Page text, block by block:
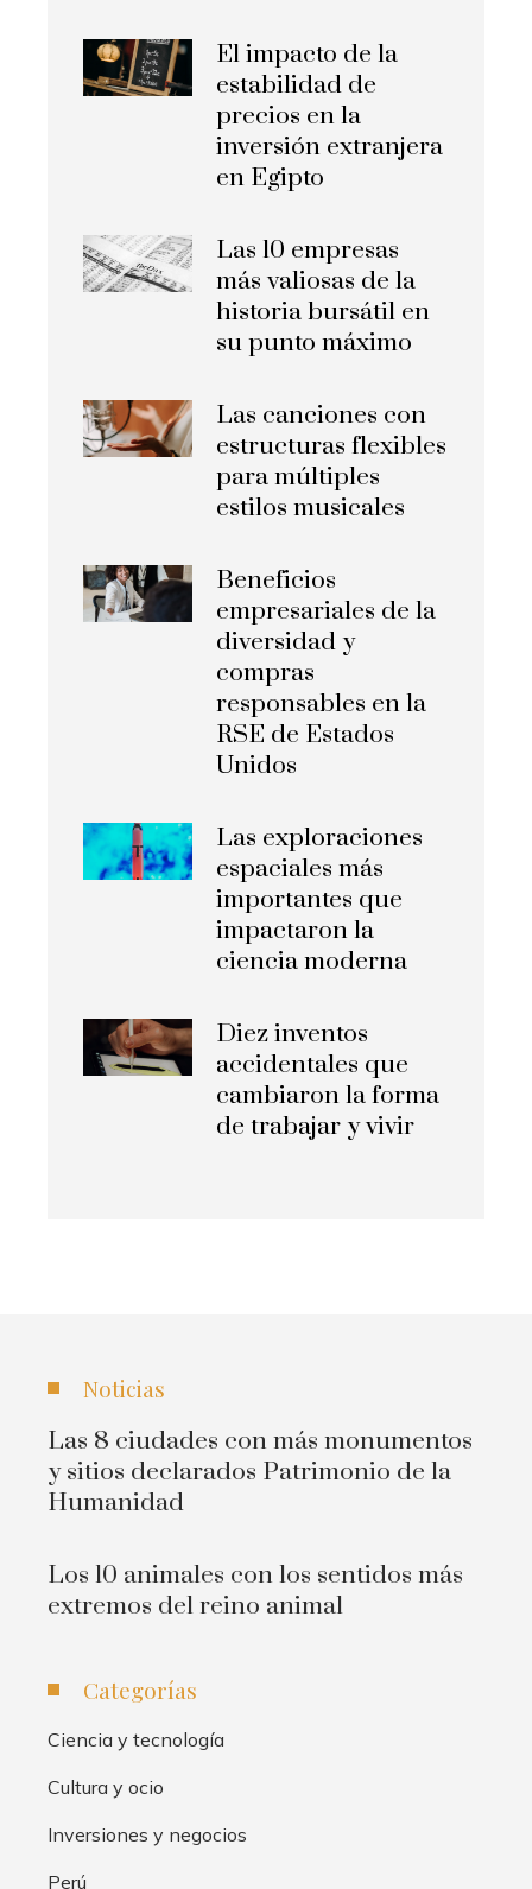
El impacto de la
estabilidad de
precios en la
inversión extranjera
en Egipto
Las 10 empresas
más valiosas de la
historia bursátil en
su punto máximo
Las canciones con
estructuras flexibles
para múltiples
estilos musicales
Beneficios
empresariales de la
diversidad y
compras
responsables en la
RSE de Estados
Unidos
Las exploraciones
espaciales más
importantes que
impactaron la
ciencia moderna
Diez inventos
accidentales que
cambiaron la forma
de trabajar y vivir
Noticias
Las 8 ciudades con más monumentos
y sitios declarados Patrimonio de la
Humanidad
Los 10 animales con los sentidos más
extremos del reino animal
Categorías
Ciencia y tecnología
Cultura y ocio
Inversiones y negocios
Perú